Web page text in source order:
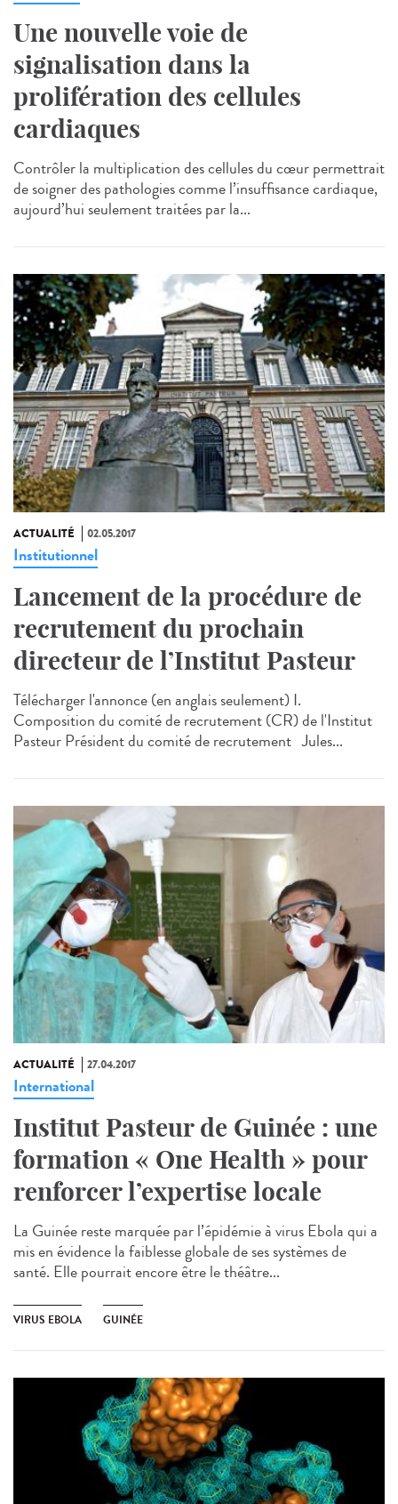
Une nouvelle voie de
signalisation dans la
prolifération des cellules
cardiaques
Contrôler la multiplication des cellules du cœur permettrait
de soigner des pathologies comme l’insuffisance cardiaque,
aujourd’hui seulement traitées par la...
ACTUALITÉ 02.05.2017
Institutionnel
Lancement de la procédure de
recrutement du prochain
directeur de l’Institut Pasteur
Télécharger l'annonce (en anglais seulement) I.
Composition du comité de recrutement (CR) de l'Institut
Pasteur Président du comité de recrutement Jules...
ACTUALITÉ 27.04.2017
International
Institut Pasteur de Guinée : une
formation « One Health » pour
renforcer l’expertise locale
La Guinée reste marquée par l’épidémie à virus Ebola qui a
mis en évidence la faiblesse globale de ses systèmes de
santé. Elle pourrait encore être le théâtre...
VIRUS EBOLA GUINÉE